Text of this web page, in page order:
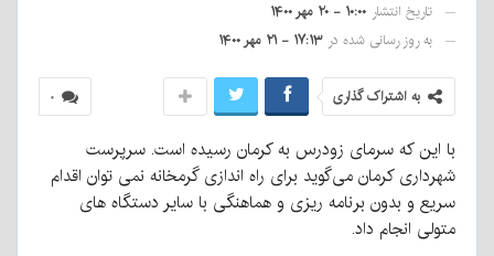
تاریخ انتشار ۱۰:۰۰ - ۲۰ مهر ۱۴۰۰
به روز رسانی شده در ۱۷:۱۳ - ۲۱ مهر ۱۴۰۰
۰ به اشتراک گذاری
با این که سرمای زودرس به کرمان رسیده است. سرپرست
شهرداری کرمان می‌گوید برای راه اندازی گرمخانه نمی توان اقدام
سریع و بدون برنامه ریزی و هماهنگی با سایر دستگاه های
متولی انجام داد.